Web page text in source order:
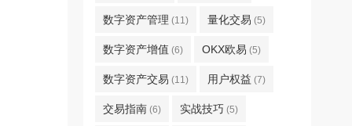
数字资产管理 (11) 量化交易 (5)
数字资产增值 (6) OKX欧易 (5)
数字资产交易 (11) 用户权益 (7)
交易指南 (6) 实战技巧 (5)